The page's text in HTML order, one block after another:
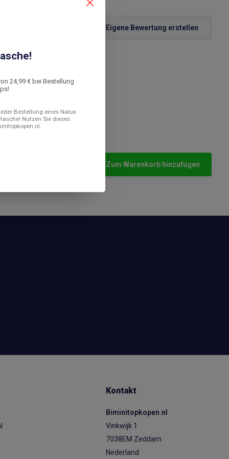
Eigene Bewertung erstellen
Zum Warenkorb hinzufügen
Kontakt
Biminitopkopen.nl
Vinkwijk 1
7038EM Zeddam
Nederland
24,99 € bei Bestellung
Bestellung eines Nalux
Nutzen Sie dieses